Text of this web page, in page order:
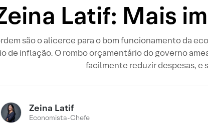
Latif: Mais
são o alicerce para o bom funcionamento da
de inflação. O rombo orçamentário do governo
facilmente reduzir despesas, e
Zeina Latif
Economista-Chefe